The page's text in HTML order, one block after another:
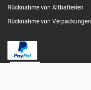
Rücknahme von Altbatterien
Rücknahme von Verpackungen